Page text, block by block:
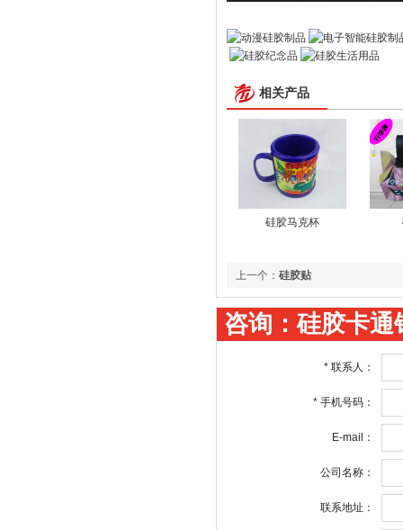
相关产品
硅胶马克杯
上一个： 硅胶贴
咨询：硅胶卡通
* 联系人：
* 手机号码：
E-mail：
公司名称：
联系地址：